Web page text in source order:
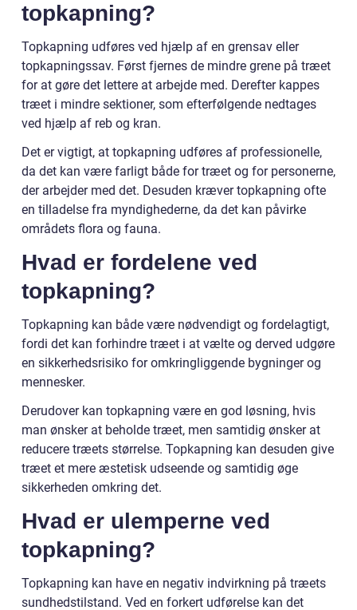
topkapning?
Topkapning udføres ved hjælp af en grensav eller
topkapningssav. Først fjernes de mindre grene på træet
for at gøre det lettere at arbejde med. Derefter kappes
træet i mindre sektioner, som efterfølgende nedtages
ved hjælp af reb og kran.
Det er vigtigt, at topkapning udføres af professionelle,
da det kan være farligt både for træet og for personerne,
der arbejder med det. Desuden kræver topkapning ofte
en tilladelse fra myndighederne, da det kan påvirke
områdets flora og fauna.
Hvad er fordelene ved
topkapning?
Topkapning kan både være nødvendigt og fordelagtigt,
fordi det kan forhindre træet i at vælte og derved udgøre
en sikkerhedsrisiko for omkringliggende bygninger og
mennesker.
Derudover kan topkapning være en god løsning, hvis
man ønsker at beholde træet, men samtidig ønsker at
reducere træets størrelse. Topkapning kan desuden give
træet et mere æstetisk udseende og samtidig øge
sikkerheden omkring det.
Hvad er ulemperne ved
topkapning?
Topkapning kan have en negativ indvirkning på træets
sundhedstilstand. Ved en forkert udførelse kan det